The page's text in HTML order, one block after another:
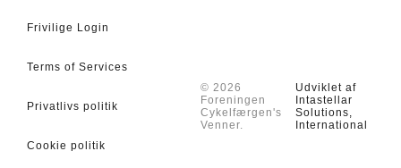
Frivilige Login
Terms of Services
Privatlivs politik
Cookie politik
© 2026
Foreningen
Cykelfærgen's
Venner.
Udviklet af
Intastellar
Solutions,
International